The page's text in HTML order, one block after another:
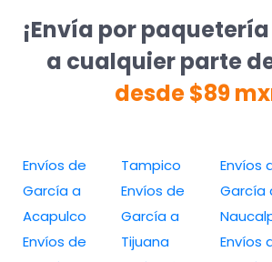
¡Envía por
a cualquier parte
desde $89
Envíos de
García a
Acapulco
Envíos de
Tampico
Envíos de
García a
Tijuana
Envíos
García
Envíos